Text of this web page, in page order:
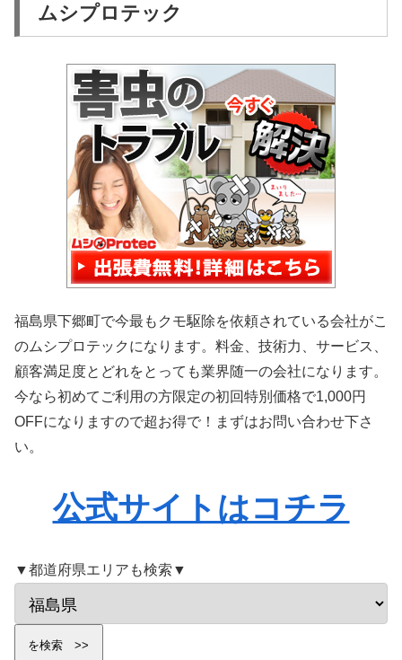
ムシプロテック
福島県下郷町で今最もクモ駆除を依頼されている会社がこ
のムシプロテックになります。料金、技術力、サービス、
顧客満足度とどれをとっても業界随一の会社になります。
今なら初めてご利用の方限定の初回特別価格で1,000円
OFFになりますので超お得で！まずはお問い合わせ下さ
い。
公式サイトはコチラ
▼都道府県エリアも検索▼